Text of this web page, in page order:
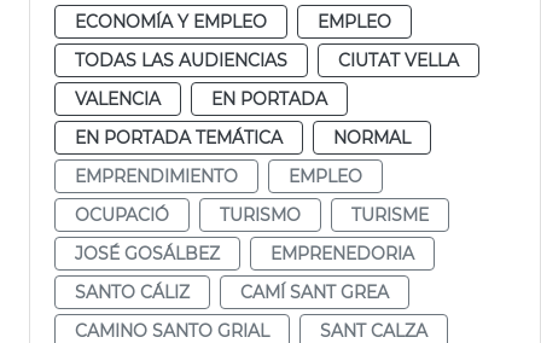
ECONOMÍA Y EMPLEO
EMPLEO
TODAS LAS AUDIENCIAS
CIUTAT VELLA
VALENCIA
EN PORTADA
EN PORTADA TEMÁTICA
NORMAL
EMPRENDIMIENTO
EMPLEO
OCUPACIÓ
TURISMO
TURISME
JOSÉ GOSÁLBEZ
EMPRENEDORIA
SANTO CÁLIZ
CAMÍ SANT GREA
CAMINO SANTO GRIAL
SANT CALZA